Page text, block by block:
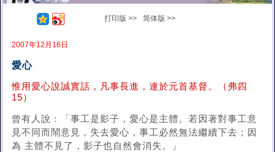
打印版 >> 简体版 >>
2007年12月16日
愛心
惟用愛心說誠實話，凡事長進，連於元首基督。（弗四
15）
曾有人說：「事工是影子，愛心是主體。若因著對事工意
見不同而鬧意見，失去愛心，事工必然無法繼續下去；因
為 主體不見了，影子也自然會消失。」